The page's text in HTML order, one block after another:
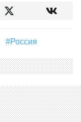
#Россия